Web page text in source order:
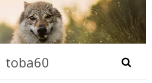
toba60